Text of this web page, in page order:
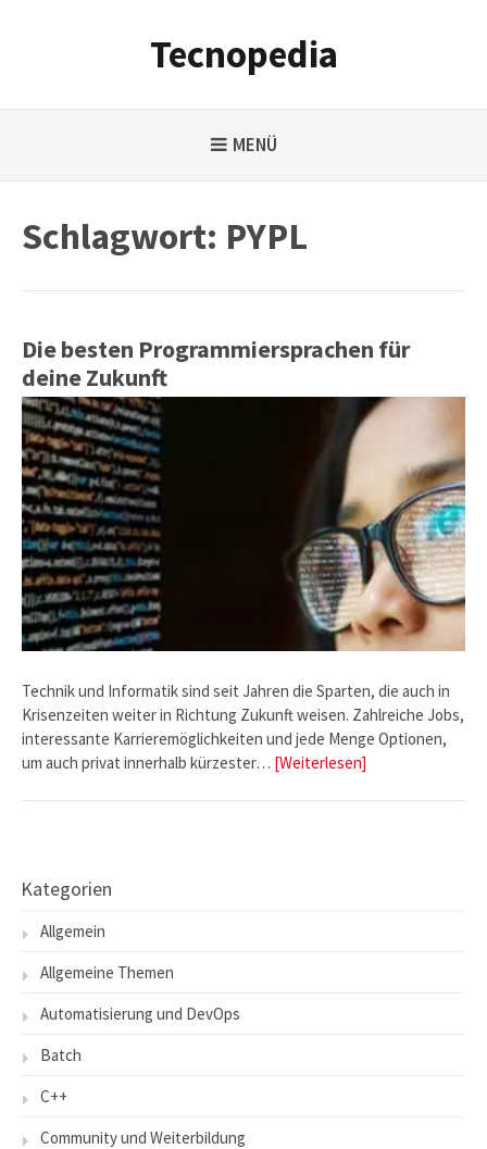
Tecnopedia
MENÜ
Schlagwort: PYPL
Die besten Programmiersprachen für
deine Zukunft
Technik und Informatik sind seit Jahren die Sparten, die auch in
Krisenzeiten weiter in Richtung Zukunft weisen. Zahlreiche Jobs,
interessante Karrieremöglichkeiten und jede Menge Optionen,
um auch privat innerhalb kürzester… [Weiterlesen]
Kategorien
Allgemein
Allgemeine Themen
Automatisierung und DevOps
Batch
C++
Community und Weiterbildung